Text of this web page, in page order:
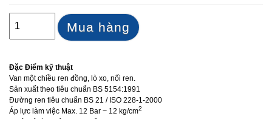
Mua hàng
Đặc Điểm kỹ thuật
Van một chiều ren đồng, lò xo, nối ren.
Sản xuất theo tiêu chuẩn BS 5154:1991
Đường ren tiêu chuẩn BS 21 / ISO 228-1-2000
Áp lực làm việc Max. 12 Bar ~ 12 kg/cm2